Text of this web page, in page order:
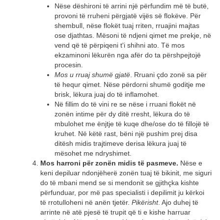
Nëse dëshironi të arrini një përfundim më të butë,
provoni të rruheni përgjatë vijës së flokëve. Për
shembull, nëse flokët tuaj rriten, rruajini majtas
ose djathtas. Mësoni të ndjeni qimet me prekje, në
vend që të përpiqeni t'i shihni ato. Të mos
ekzaminoni lëkurën nga afër do ta përshpejtojë
procesin.
Mos u rruaj shumë gjatë. Rruani çdo zonë sa për
të hequr qimet. Nëse përdorni shumë goditje me
brisk, lëkura juaj do të inflamohet.
Në fillim do të vini re se nëse i rruani flokët në
zonën intime për dy ditë rresht, lëkura do të
mbulohet me ënjtje të kuqe dhe/ose do të fillojë të
kruhet. Në këtë rast, bëni një pushim prej disa
ditësh midis trajtimeve derisa lëkura juaj të
mësohet me ndryshimet.
Mos harroni për zonën midis të pasmeve. Nëse e
keni depiluar ndonjëherë zonën tuaj të bikinit, me siguri
do të mbani mend se si mendonit se gjithçka kishte
përfunduar, por më pas specialisti i depilimit ju kërkoi
të rrotulloheni në anën tjetër.Pikërisht. Ajo duhej të
arrinte në atë pjesë të trupit që ti e kishe harruar